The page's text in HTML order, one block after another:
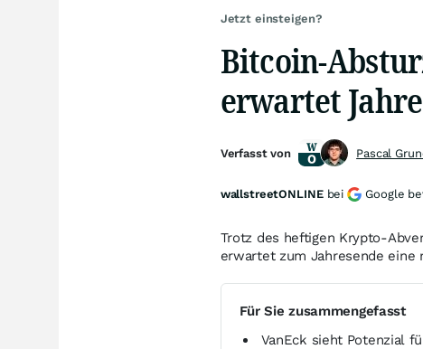
Jetzt einsteigen?
Bitcoin-
erwartet
Trotz des heftigen Krypto-
erwartet zum Jahresende eine
Für Sie zusammengefasst
VanEck sieht Potenzial
Verfasst von Pascal
wallstreetONLINE bei Google